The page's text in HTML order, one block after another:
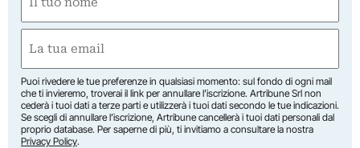
(Required)
First
(Required)
Puoi rivedere le tue preferenze in qualsiasi momento: sul fondo di ogni mail
che ti invieremo, troverai il link per annullare l’iscrizione. Artribune Srl non
cederà i tuoi dati a terze parti e utilizzerà i tuoi dati secondo le tue indicazioni.
Se scegli di annullare l’iscrizione, Artribune cancellerà i tuoi dati personali dal
proprio database. Per saperne di più, ti invitiamo a consultare la nostra
Privacy Policy.